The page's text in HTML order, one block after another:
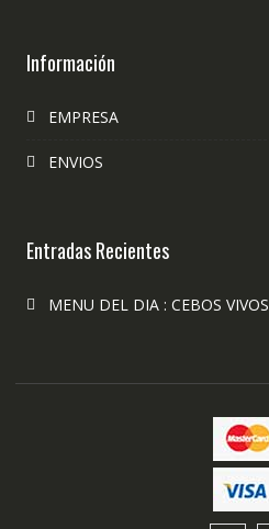
Información
EMPRESA
ENVIOS
Entradas Recientes
MENU DEL DIA : CEBOS VIVOS